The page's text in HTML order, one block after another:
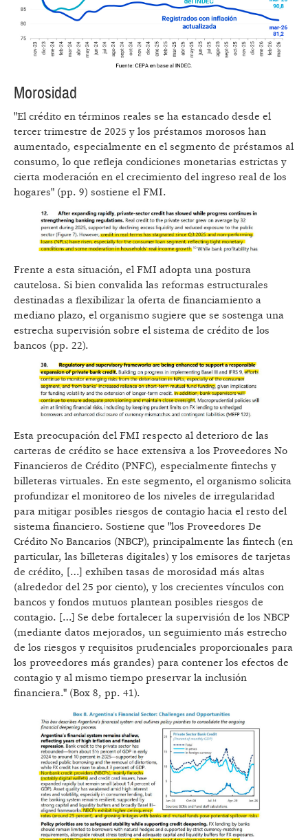
Morosidad
"El crédito en términos reales se ha estancado desde el
tercer trimestre de 2025 y los préstamos morosos han
aumentado, especialmente en el segmento de préstamos al
consumo, lo que refleja condiciones monetarias estrictas y
cierta moderación en el crecimiento del ingreso real de los
hogares" (pp. 9) sostiene el FMI.
Frente a esta situación, el FMI adopta una postura
cautelosa. Si bien convalida las reformas estructurales
destinadas a flexibilizar la oferta de financiamiento a
mediano plazo, el organismo sugiere que se sostenga una
estrecha supervisión sobre el sistema de crédito de los
bancos (pp. 22).
Esta preocupación del FMI respecto al deterioro de las
carteras de crédito se hace extensiva a los Proveedores No
Financieros de Crédito (PNFC), especialmente fintechs y
billeteras virtuales. En este segmento, el organismo solicita
profundizar el monitoreo de los niveles de irregularidad
para mitigar posibles riesgos de contagio hacia el resto del
sistema financiero. Sostiene que "los Proveedores De
Crédito No Bancarios (NBCP), principalmente las fintech (en
particular, las billeteras digitales) y los emisores de tarjetas
de crédito, […] exhiben tasas de morosidad más altas
(alrededor del 25 por ciento), y los crecientes vínculos con
bancos y fondos mutuos plantean posibles riesgos de
contagio. […] Se debe fortalecer la supervisión de los NBCP
(mediante datos mejorados, un seguimiento más estrecho
de los riesgos y requisitos prudenciales proporcionales para
los proveedores más grandes) para contener los efectos de
contagio y al mismo tiempo preservar la inclusión
financiera." (Box 8, pp. 41).